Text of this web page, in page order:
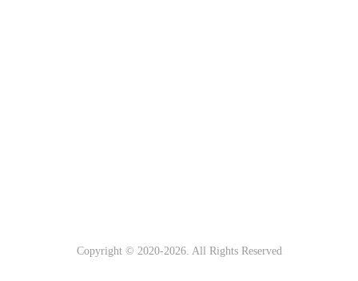
Copyright © 2020-2026. All Rights Reserved